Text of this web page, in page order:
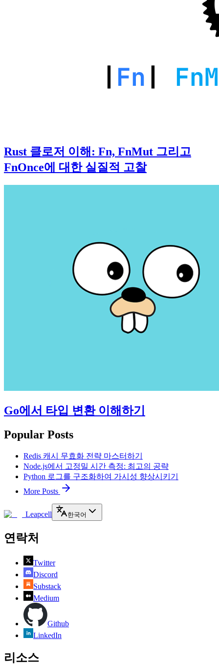
Rust 클로저 이해: Fn, FnMut 그리고
FnOnce에 대한 실질적 고찰
Go에서 타입 변환 이해하기
Popular Posts
Redis 캐시 무효화 전략 마스터하기
Node.js에서 고정밀 시간 측정: 최고의 공략
Python 로그를 구조화하여 가시성 향상시키기
More Posts
Leapcell 한국어
연락처
Twitter
Discord
Substack
Medium
Github
LinkedIn
리소스